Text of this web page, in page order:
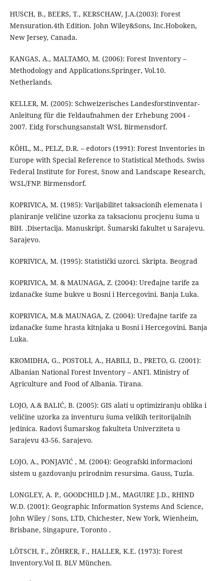
HUSCH, B., BEERS, T., KERSCHAW, J.A.(2003): Forest
Mensuration.4th Edition. John Wiley&Sons, Inc.Hoboken,
New Jersey, Canada.
KANGAS, A., MALTAMO, M. (2006): Forest Inventory –
Methodology and Applications.Springer, Vol.10.
Netherlands.
KELLER, M. (2005): Schweizerisches Landesforstinventar-
Anleitung für die Feldaufnahmen der Erhebung 2004 -
2007. Eidg Forschungsanstalt WSL Birmensdorf.
KÖHL, M., PELZ, D.R. – edotors (1991): Forest Inventories in
Europe with Special Reference to Statistical Methods. Swiss
Federal Institute for Forest, Snow and Landscape Research,
WSL/FNP. Birmensdorf.
KOPRIVICA, M. (1985): Varijabilitet taksacionih elemenata i
planiranje veličine uzorka za taksacionu procjenu šuma u
BiH. .Disertacija. Manuskript. Šumarski fakultet u Sarajevu.
Sarajevo.
KOPRIVICA, M. (1995): Statistički uzorci. Skripta. Beograd
KOPRIVICA, M. & MAUNAGA, Z. (2004): Uređajne tarife za
izdanačke šume bukve u Bosni i Hercegovini. Banja Luka.
KOPRIVICA, M.& MAUNAGA, Z. (2004): Uređajne tarife za
izdanačke šume hrasta kitnjaka u Bosni i Hercegovini. Banja
Luka.
KROMIDHA, G., POSTOLI, A., HABILI, D., PRETO, G. (2001):
Albanian National Forest Inventory – ANFI. Ministry of
Agriculture and Food of Albania. Tirana.
LOJO, A.& BALIĆ, B. (2005): GIS alati u optimiziranju oblika i
veličine uzorka za inventuru šuma velikih teritorijalnih
jedinica. Radovi Šumarskog fakulteta Univerziteta u
Sarajevu 43-56. Sarajevo.
LOJO, A., PONJAVIĆ , M. (2004): Geografski informacioni
sistem u gazdovanju prirodnim resursima. Gauss, Tuzla.
LONGLEY, A. P., GOODCHILD J.M., MAGUIRE J.D., RHIND
W.D. (2001): Geographic Information Systems And Science,
John Wiley / Sons, LTD, Chichester, New York, Wienheim,
Brisbane, Singapure, Toronto .
LÖTSCH, F., ZÖHRER, F., HALLER, K.E. (1973): Forest
Inventory.Vol II. BLV München.